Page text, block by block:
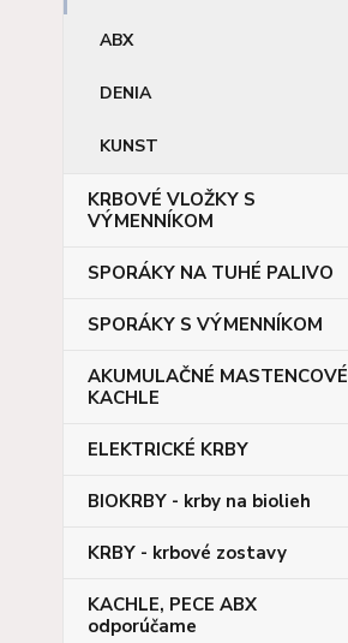
ABX
DENIA
KUNST
KRBOVÉ VLOŽKY S
VÝMENNÍKOM
SPORÁKY NA TUHÉ PALIVO
SPORÁKY S VÝMENNÍKOM
AKUMULAČNÉ MASTENCOVÉ
KACHLE
ELEKTRICKÉ KRBY
BIOKRBY - krby na biolieh
KRBY - krbové zostavy
KACHLE, PECE ABX
odporúčame